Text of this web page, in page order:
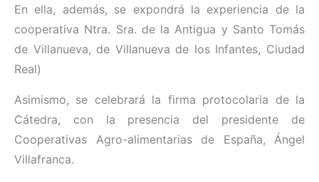
En ella, además, se expondrá la experiencia de la
cooperativa Ntra. Sra. de la Antigua y Santo Tomás
de Villanueva, de Villanueva de los Infantes, Ciudad
Real)
Asimismo, se celebrará la firma protocolaria de la
Cátedra, con la presencia del presidente de
Cooperativas Agro-alimentarias de España, Ángel
Villafranca.